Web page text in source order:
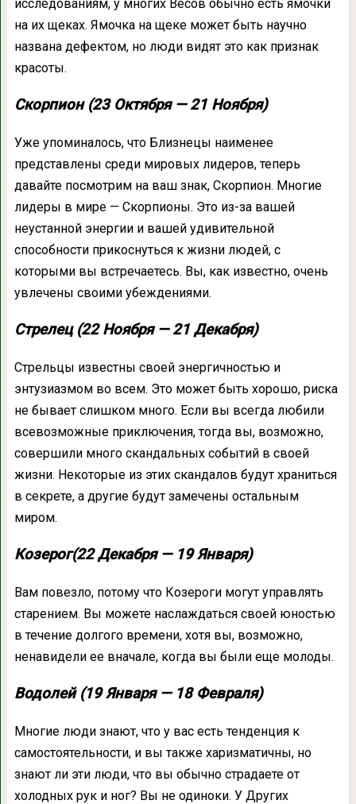
исследованиям, у многих Весов обычно есть ямочки
на их щеках. Ямочка на щеке может быть научно
названа дефектом, но люди видят это как признак
красоты.
Скорпион (23 Октября — 21 Ноября)
Уже упоминалось, что Близнецы наименее
представлены среди мировых лидеров, теперь
давайте посмотрим на ваш знак, Скорпион. Многие
лидеры в мире — Скорпионы. Это из-за вашей
неустанной энергии и вашей удивительной
способности прикоснуться к жизни людей, с
которыми вы встречаетесь. Вы, как известно, очень
увлечены своими убеждениями.
Стрелец (22 Ноября — 21 Декабря)
Стрельцы известны своей энергичностью и
энтузиазмом во всем. Это может быть хорошо, риска
не бывает слишком много. Если вы всегда любили
всевозможные приключения, тогда вы, возможно,
совершили много скандальных событий в своей
жизни. Некоторые из этих скандалов будут храниться
в секрете, а другие будут замечены остальным
миром.
Козерог(22 Декабря — 19 Января)
Вам повезло, потому что Козероги могут управлять
старением. Вы можете наслаждаться своей юностью
в течение долгого времени, хотя вы, возможно,
ненавидели ее вначале, когда вы были еще молоды.
Водолей (19 Января — 18 Февраля)
Многие люди знают, что у вас есть тенденция к
самостоятельности, и вы также харизматичны, но
знают ли эти люди, что вы обычно страдаете от
холодных рук и ног? Вы не одиноки. У Других